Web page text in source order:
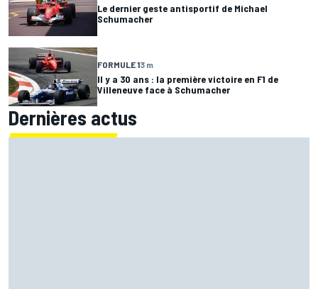
Le dernier geste antisportif de Michael
Schumacher
FORMULE 13 m
Il y a 30 ans : la première victoire en F1 de
Villeneuve face à Schumacher
Dernières actus